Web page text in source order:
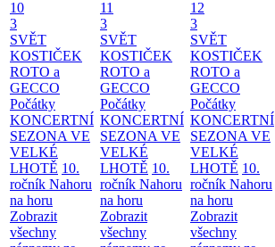
10
3
SVĚT
KOSTIČEK
ROTO a
GECCO
Počátky
KONCERTNÍ
SEZONA VE
VELKÉ
LHOTĚ 10.
ročník Nahoru
na horu
Zobrazit
všechny
11
3
SVĚT
KOSTIČEK
ROTO a
GECCO
Počátky
KONCERTNÍ
SEZONA VE
VELKÉ
LHOTĚ 10.
ročník Nahoru
na horu
Zobrazit
všechny
12
3
SVĚT
KOSTIČEK
ROTO a
GECCO
Počátky
KONCERTNÍ
SEZONA VE
VELKÉ
LHOTĚ 10.
ročník Nahoru
na horu
Zobrazit
všechny